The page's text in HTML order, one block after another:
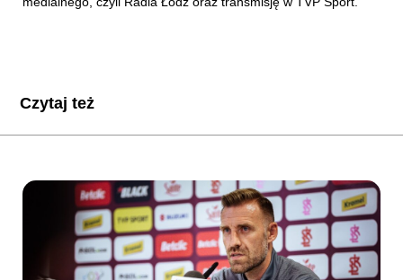
Czytaj też